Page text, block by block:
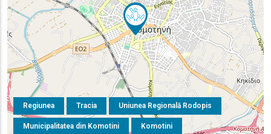
Regiunea Tracia Uniunea Regională Rodopis
Municipalitatea din Komotini Komotini